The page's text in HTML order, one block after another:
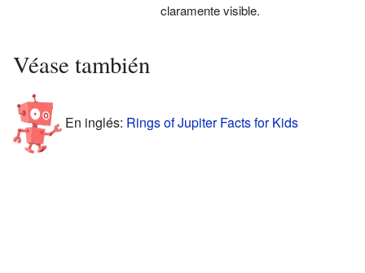
claramente visible.
Véase también
En inglés: Rings of Jupiter Facts for Kids